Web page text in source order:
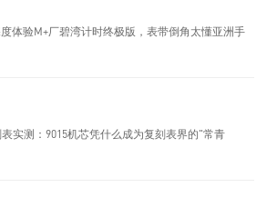
体验M+厂碧湾计时终极版，表带倒角太懂亚洲手
实测：9015机芯凭什么成为复刻表界的"常青